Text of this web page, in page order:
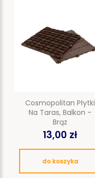
Cosmopolitan Płytki
Na Taras, Balkon -
Brąz
13,00 zł
do koszyka